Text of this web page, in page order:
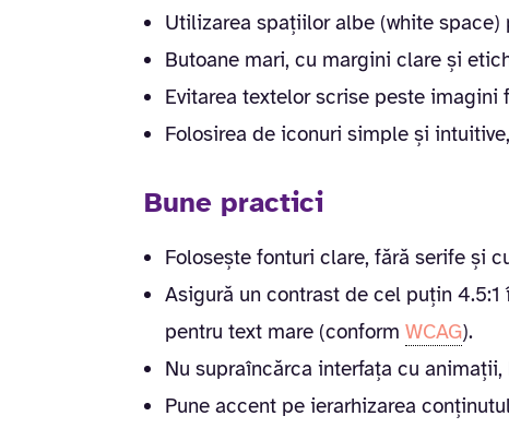
Utilizarea spațiilor albe (white
Butoane mari, cu margini clare și
Evitarea textelor scrise peste imagini
Folosirea de iconuri simple și
Bune practici
Folosește fonturi clare, fără serife și
Asigură un contrast de cel puțin
pentru text mare (conform WCAG).
Nu supraîncărca interfața cu
Pune accent pe ierarhizarea